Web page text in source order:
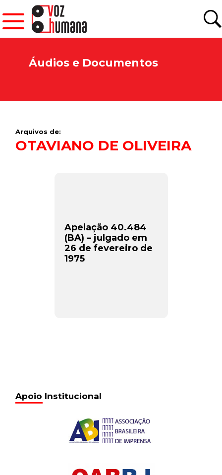
Áudios e Documentos
Arquivos de:
OTAVIANO DE OLIVEIRA
Apelação 40.484
(BA) – julgado em
26 de fevereiro de
1975
Apoio Institucional